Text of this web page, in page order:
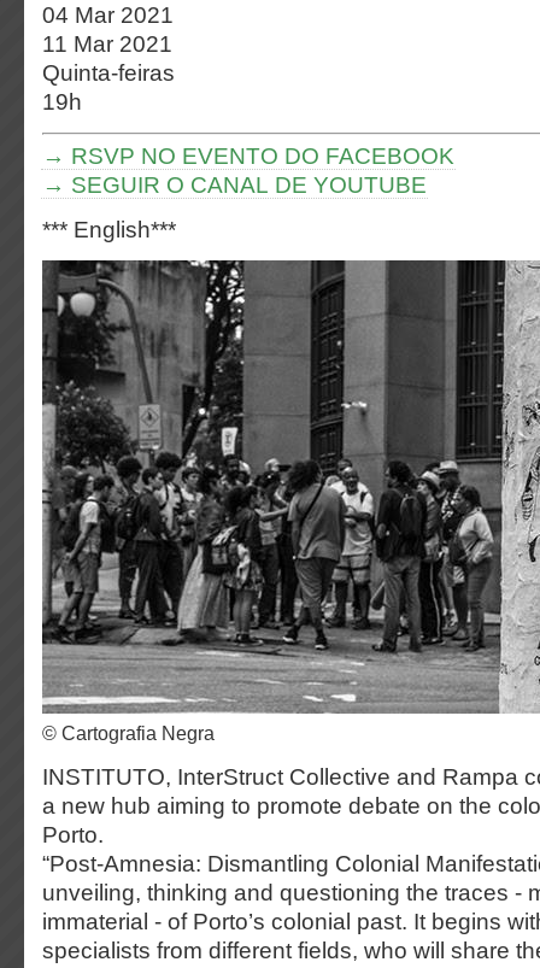
04 Mar 2021
11 Mar 2021
Quinta-feiras
19h
→ RSVP NO EVENTO DO FACEBOOK
→ SEGUIR O CANAL DE YOUTUBE
*** English***
© Cartografia Negra
INSTITUTO, InterStruct Collective and Rampa
a new hub aiming to promote debate on the
Porto.
“Post-Amnesia: Dismantling Colonial
unveiling, thinking and questioning the traces -
immaterial - of Porto’s colonial past. It begins
specialists from different fields, who will share